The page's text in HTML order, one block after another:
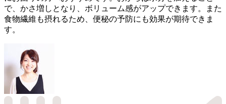
で、かさ増しとなり、ボリューム感がアップできます。また
食物繊維も摂れるため、便秘の予防にも効果が期待できま
す。